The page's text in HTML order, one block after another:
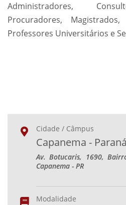
Administradores,
Procuradores,
Professores Universitários e
Cidade / Câmpus
Capanema - Paraná
Av. Botucaris, 1690,
Capanema - PR
Modalidade